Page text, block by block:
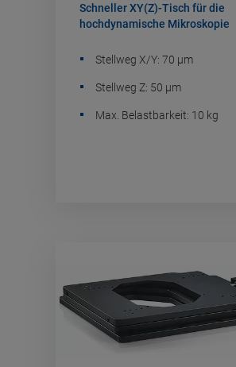
Schneller XY(Z)-Tisch für die
hochdynamische Mikroskopie
Stellweg X/Y: 70 µm
Stellweg Z: 50 µm
Max. Belastbarkeit: 10 kg